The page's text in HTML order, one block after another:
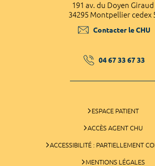
191 av. du Doyen Giraud
34295 Montpellier cedex
Contacter le CHU
04 67 33 67 33
ESPACE PATIENT
ACCÈS AGENT CHU
ACCESSIBILITÉ : PARTIELLEMENT
MENTIONS LÉGALES